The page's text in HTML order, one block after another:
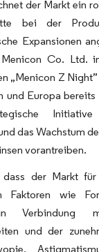
der Markt ein
bei der
Expansionen
Co. Ltd.
„Menicon Z
und Europa
das Wachstum
vorantreiben.
der Markt für
Faktoren wie
Verbindung
und der